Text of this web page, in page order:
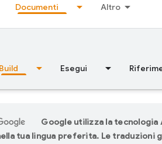
Documenti Altro
Build Esegui
Google utilizza la tecnologia
tua lingua preferita. Le traduzioni